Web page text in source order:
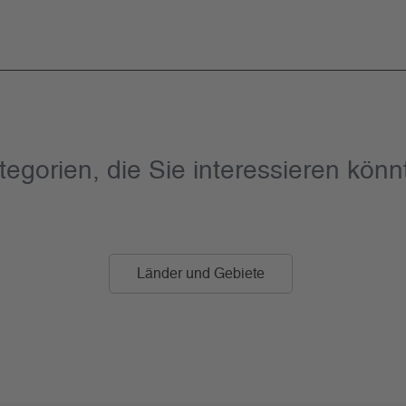
die Sie interessieren
Länder und Gebiete